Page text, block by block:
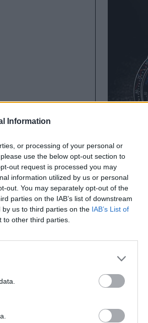
Information
or processing of your personal or
use the below opt-out section to
out request is processed you may
information utilized by us or personal
out. You may separately opt-out of the
parties on the IAB’s list of downstream
us to third parties on the IAB’s List of
other third parties.
και με ισχύ 284
για
Intelligent
του
ελκτική
τη μεταφορά